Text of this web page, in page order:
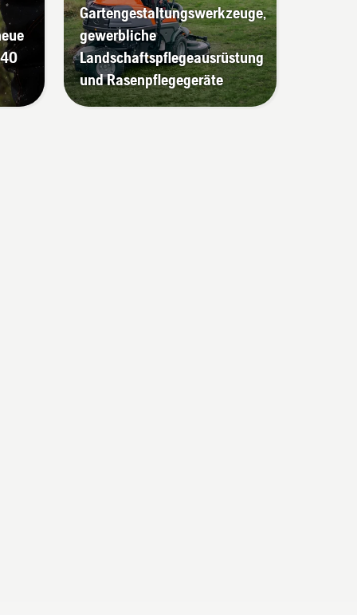
Gartengestaltungswerkzeuge,
gewerbliche
Landschaftspflegeausrüstung
und Rasenpflegegeräte